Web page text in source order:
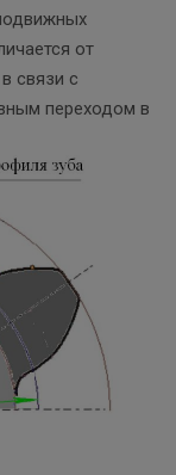
от
связи с
переходом в